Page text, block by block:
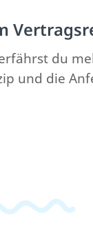
du
und die